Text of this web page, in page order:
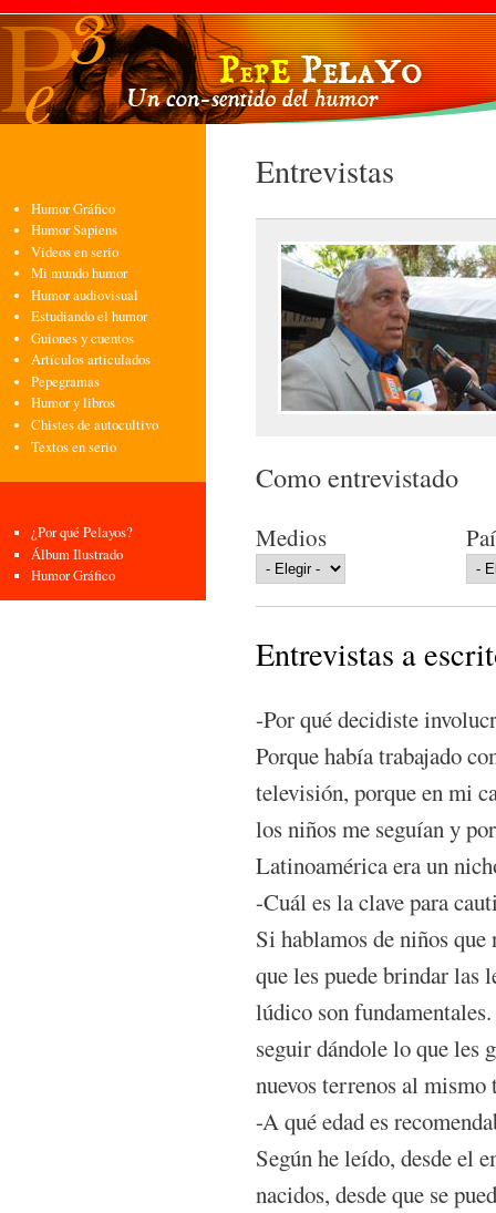
Humor Gráfico
Humor Sapiens
Videos en serio
Mi mundo humor
Humor audiovisual
Estudiando el humor
Guiones y cuentos
Artículos articulados
Pepegramas
Humor y libros
Chistes de autocultivo
Textos en serio
¿Por qué Pelayos?
Álbum Ilustrado
Humor Gráfico
Entrevistas
Como entrevistado
Medios
Entrevistas a
-Por qué decidiste
Porque había trabajado
televisión, porque en mi
los niños me seguían y
Latinoamérica era un
-Cuál es la clave para
Si hablamos de niños
que les puede brindar
lúdico son
seguir dándole lo que les
nuevos terrenos al mismo
-A qué edad es
Según he leído, desde el
nacidos, desde que se